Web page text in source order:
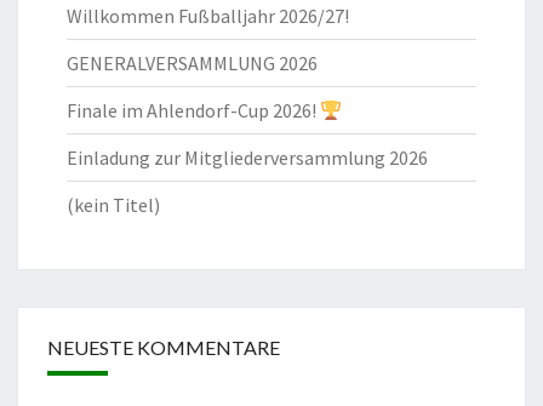
Willkommen Fußballjahr 2026/27!
GENERALVERSAMMLUNG 2026
Finale im Ahlendorf-Cup 2026!
Einladung zur Mitgliederversammlung 2026
(kein Titel)
NEUESTE KOMMENTARE